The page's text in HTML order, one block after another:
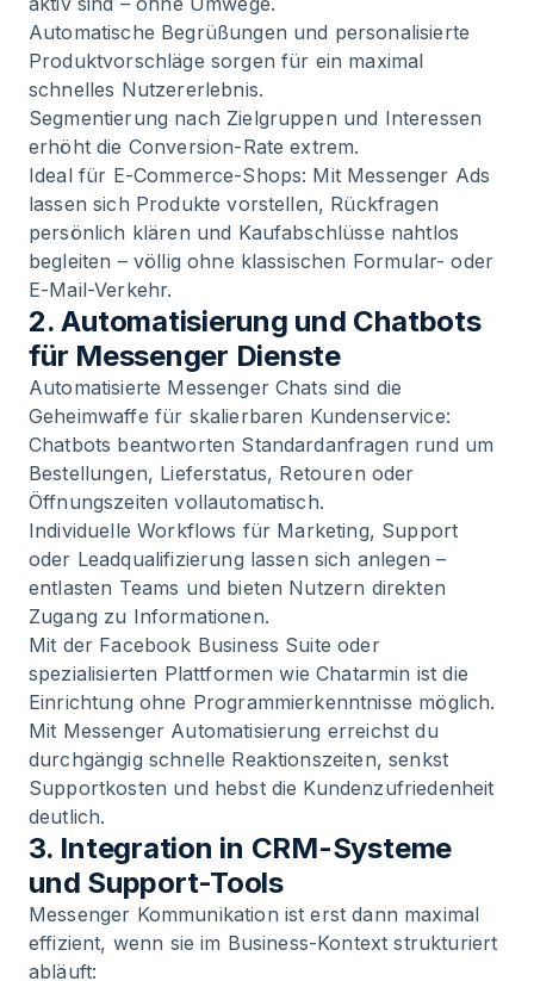
Automatische Begrüßungen und personalisierte
Produktvorschläge sorgen für ein maximal
schnelles Nutzererlebnis.
Segmentierung nach Zielgruppen und Interessen
erhöht die Conversion-Rate extrem.
Ideal für E-Commerce-Shops: Mit Messenger Ads
lassen sich Produkte vorstellen, Rückfragen
persönlich klären und Kaufabschlüsse nahtlos
begleiten – völlig ohne klassischen Formular- oder
E-Mail-Verkehr.
2. Automatisierung und Chatbots
für Messenger Dienste
Automatisierte Messenger Chats sind die
Geheimwaffe für skalierbaren Kundenservice:
Chatbots beantworten Standardanfragen rund um
Bestellungen, Lieferstatus, Retouren oder
Öffnungszeiten vollautomatisch.
Individuelle Workflows für Marketing, Support
oder Leadqualifizierung lassen sich anlegen –
entlasten Teams und bieten Nutzern direkten
Zugang zu Informationen.
Mit der Facebook Business Suite oder
spezialisierten Plattformen wie Chatarmin ist die
Einrichtung ohne Programmierkenntnisse möglich.
Mit Messenger Automatisierung erreichst du
durchgängig schnelle Reaktionszeiten, senkst
Supportkosten und hebst die Kundenzufriedenheit
deutlich.
3. Integration in CRM-Systeme
und Support-Tools
Messenger Kommunikation ist erst dann maximal
effizient, wenn sie im Business-Kontext strukturiert
abläuft: